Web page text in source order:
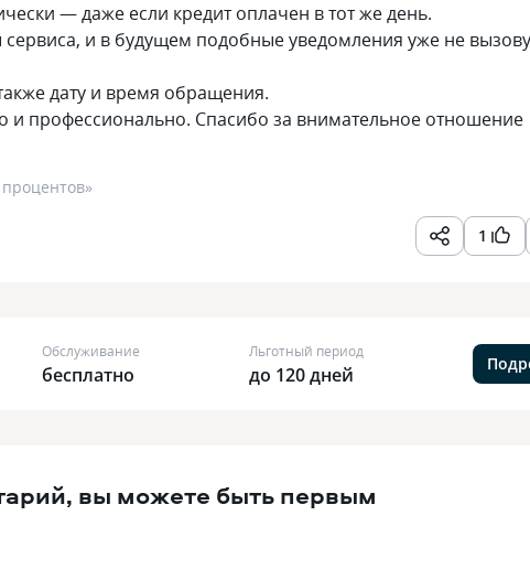
— даже если кредит оплачен в тот же день.
и в будущем подобные уведомления уже не
дату и время обращения.
и профессионально. Спасибо за внимательное отношение
»
1
Обслуживание
бесплатно
Льготный период
до 120 дней
вы можете быть первым